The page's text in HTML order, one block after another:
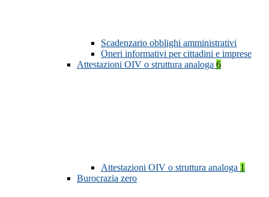
Scadenzario obblighi amministrativi
Oneri informativi per cittadini e imprese
Attestazioni OIV o struttura analoga 6
Attestazioni OIV o struttura analoga 1
Burocrazia zero